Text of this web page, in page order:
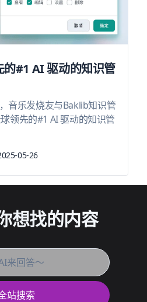
#1 AI 驱动的知识管
音乐发烧友与Baklib知识管
领先的#1 AI 驱动的知识管
05-26
想找的内容
站搜索